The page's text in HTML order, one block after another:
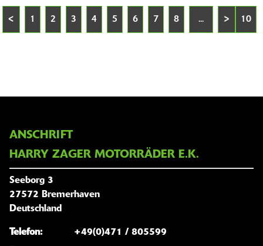
< 1 2 3 4 5 6 7 8 ... > 10
ANSCHRIFT
HARRY ZAGER MOTORRÄDER E.K.
Seeborg 3
27572 Bremerhaven
Deutschland
Telefon:
+49(0)471 / 805599